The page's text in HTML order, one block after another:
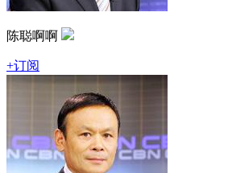
陈聪啊啊
+订阅